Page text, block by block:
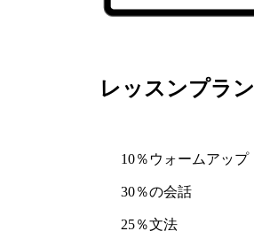
レッスンプラン
10％ウォームアップ
30％の会話
25％文法